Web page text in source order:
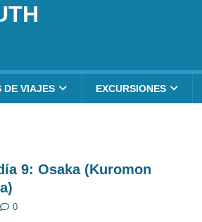
DE VIAJES EXCURSIONES
9: Osaka (Kuromon
0